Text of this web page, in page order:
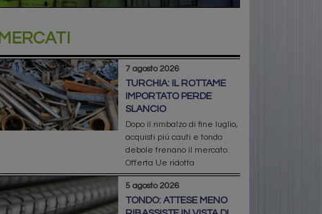
MERCATI
7 agosto 2026
TURCHIA: IL ROTTAME
IMPORTATO PERDE
SLANCIO
Dopo il rimbalzo di fine luglio,
acquisti più cauti e tondo
debole frenano il mercato.
Offerta Ue ridotta
5 agosto 2026
TONDO: ATTESE MENO